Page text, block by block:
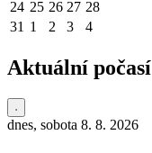
24 25 26 27 28
31 1 2 3 4
Aktuální počasí
dnes, sobota 8. 8. 2026